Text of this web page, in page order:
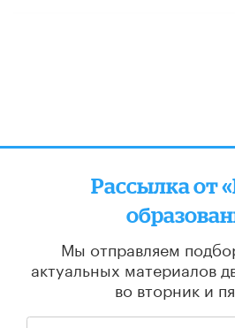
Рассылка от
Мы отправляем
актуальных материалов
во вторник и